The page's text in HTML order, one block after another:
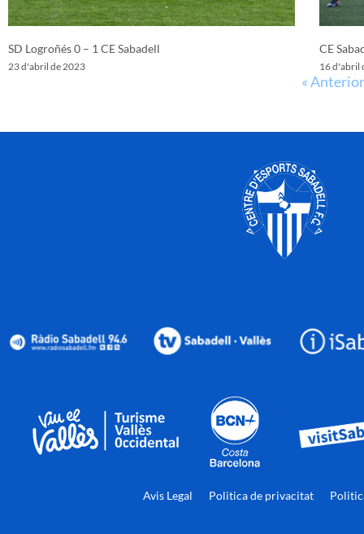
SD Logroñés 0 – 1 CE Sabadell
23 d'abril de 2023
CE
16 d'abril
« Anterior
Avis Legal Politica de privacitat